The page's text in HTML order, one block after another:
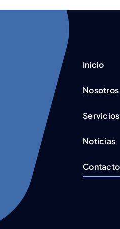
Inicio
Nosotros
Servicios
Noticias
Contacto